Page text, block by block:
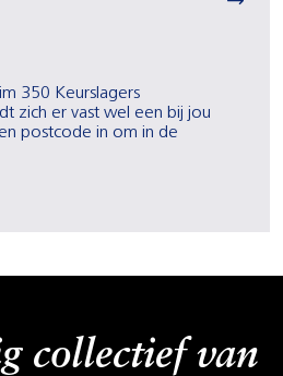
350 Keurslagers
zich er vast wel een bij jou
postcode in om in de
collectief van